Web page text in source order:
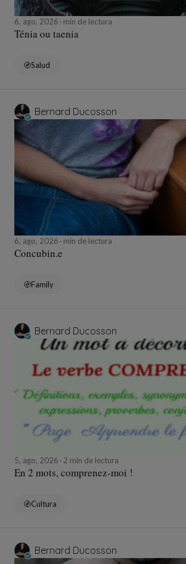
6, ago, 2026 min de lectura
Ténia ou taenia
Salud
Bernard Ducosson
6, ago, 2026 min de lectura
Concubin.e
Family
Bernard Ducosson
5, ago, 2026 2 min de lectura
En 2 mots, comprenez-moi !
Cultura
Bernard Ducosson